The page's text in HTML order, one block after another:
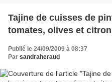
Tajine de cuisses de
tomates, olives et
Publié le 24/09/2009 à 08:37
Par sandraheraud